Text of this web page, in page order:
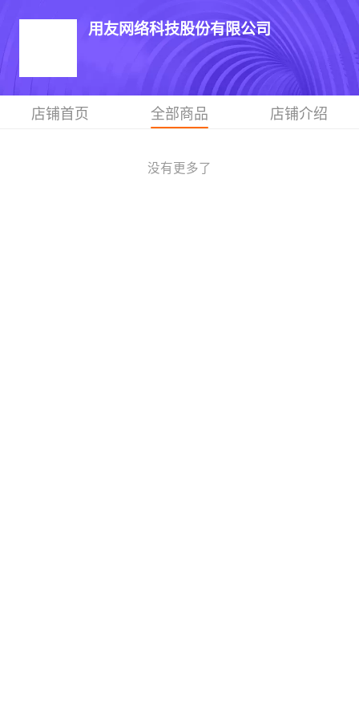
用友网络科技股份有限公司
店铺首页 全部商品 店铺介绍
没有更多了